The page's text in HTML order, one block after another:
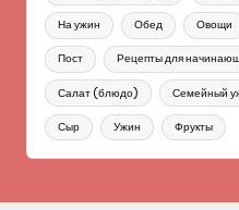
На ужин Обед Овощи
Пост Рецепты для
Салат (блюдо) Семейный
Сыр Ужин Фрукты